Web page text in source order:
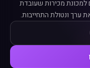
למכונת מכירות שעובדת